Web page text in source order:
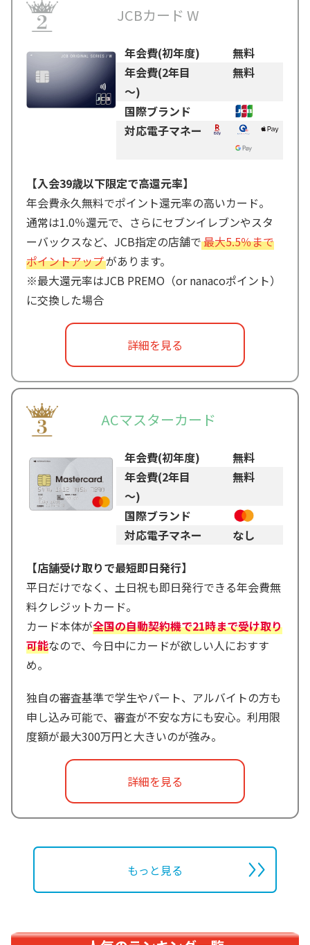
JCBカード W
年会費(初年度)
無料
年会費(2年目
～)
無料
国際ブランド
対応電子マネー
【入会39歳以下限定で高還元率】
年会費永久無料でポイント還元率の高いカード。
通常は1.0％還元で、さらにセブンイレブンやスタ
ーバックスなど、JCB指定の店舗で最大5.5％まで
ポイントアップがあります。
※最大還元率はJCB PREMO（or nanacoポイント）
に交換した場合
詳細を見る
ACマスターカード
年会費(初年度)
無料
年会費(2年目
～)
無料
国際ブランド
対応電子マネー
なし
【店舗受け取りで最短即日発行】
平日だけでなく、土日祝も即日発行できる年会費無
料クレジットカード。
カード本体が全国の自動契約機で21時まで受け取り
可能なので、今日中にカードが欲しい人におすす
め。
独自の審査基準で学生やパート、アルバイトの方も
申し込み可能で、審査が不安な方にも安心。利用限
度額が最大300万円と大きいのが強み。
詳細を見る
もっと見る